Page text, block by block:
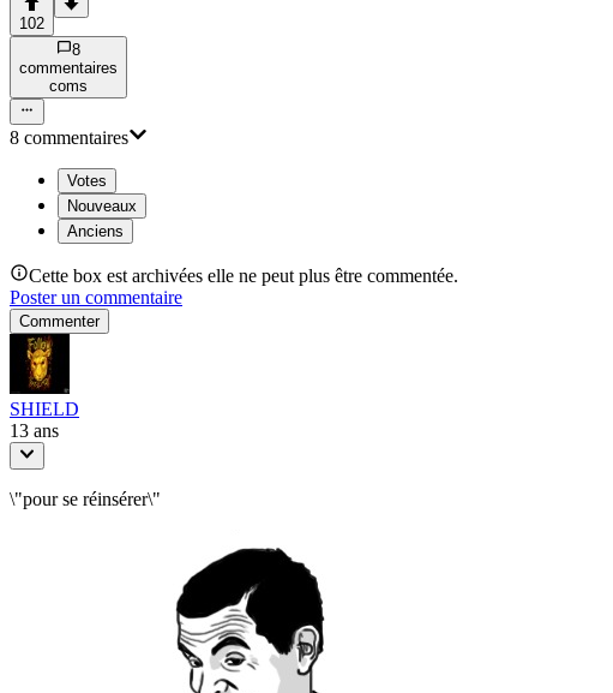
102
8
commentaires
coms
8 commentaires
Votes
Nouveaux
Anciens
Cette box est archivées elle ne peut plus être commentée.
Poster un commentaire
Commenter
SHIELD
13 ans
\"pour se réinsérer\"